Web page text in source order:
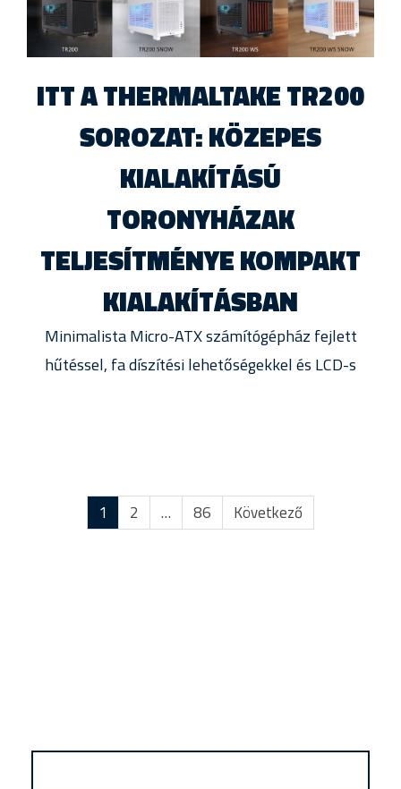
ITT A THERMALTAKE TR200
SOROZAT: KÖZEPES
KIALAKÍTÁSÚ
TORONYHÁZAK
TELJESÍTMÉNYE KOMPAKT
KIALAKÍTÁSBAN
Minimalista Micro-ATX számítógépház fejlett
hűtéssel, fa díszítési lehetőségekkel és LCD-s
1 2 … 86 Következő